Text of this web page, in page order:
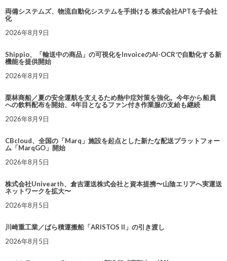
両備システムズ、物流自動化システムを手掛ける 株式会社APTを子会社
化
2026年8月9日
Shippio、「輸送中の商品」の可視化をInvoiceのAI-OCRで自動化する新
機能を提供開始
2026年8月9日
栗林商船／夏の安全運航を支えるため熱中症対策を強化。今年から船員
への飲料配布を開始、4年目となるファン付き作業服の支給も継続
2026年8月9日
CBcloud、全国の「Marq」施設を起点とした新たな配送プラットフォー
ム「MarqGO」開始
2026年8月5日
株式会社Univearth、倉吉運送株式会社と資本提携〜山陰エリアへ実運送
ネットワークを拡大〜
2026年8月5日
川崎重工業／ばら積運搬船「ARISTOS II」の引き渡し
2026年8月5日